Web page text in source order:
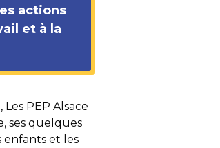
actions
et à la
PEP Alsace
ses quelques
enfants et les